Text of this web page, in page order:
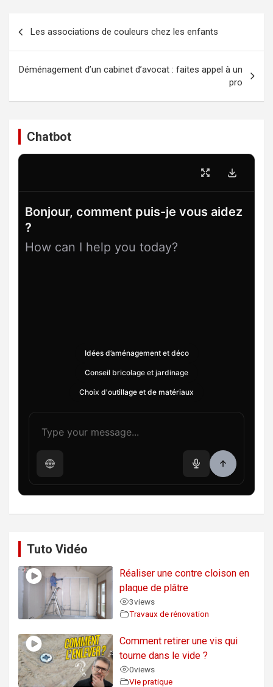
l’article
Les associations de couleurs chez les enfants
Déménagement d’un cabinet d’avocat : faites appel à un
pro
Chatbot
Bonjour, comment puis-je vous aidez
?
How can I help you today?
Idées d’aménagement et déco
Conseil bricolage et jardinage
Choix d'outillage et de matériaux
Tuto Vidéo
Réaliser une contre cloison en
plaque de plâtre
3views
Travaux de rénovation
Comment retirer une vis qui
tourne dans le vide ?
0views
Vie pratique